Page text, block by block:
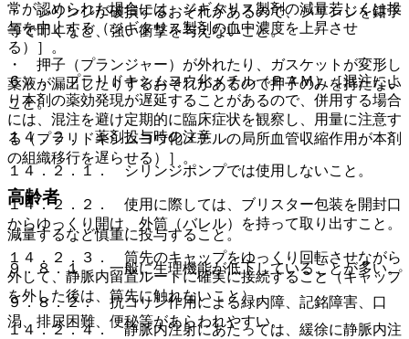
・ シリンジが破損するおそれがあるので、シリンジを鉗子
等で叩くなど、強い衝撃を与えないこと。
・ 押子（プランジャー）が外れたり、ガスケットが変形し
薬液が漏出したりするおそれがあるので押子のみを持たない
こと。
１４．２． 薬剤投与時の注意
１４．２．１． シリンジポンプでは使用しないこと。
１４．２．２． 使用に際しては、ブリスター包装を開封口
からゆっくり開け、外筒（バレル）を持って取り出すこと。
１４．２．３． 筒先のキャップをゆっくり回転させながら
外して、静脈内留置ルートに確実に接続すること（キャップ
を外した後は、筒先に触れないこと）。
１４．２．４． 静脈内注射にあたっては、緩徐に静脈内注
常が認められた場合には、ジギタリス製剤の減量若しくは投
与を中止する（ジギタリス製剤の血中濃度を上昇させ
る）］。
６）． プラリドキシムヨウ化メチル（ＰＡＭ）［混注によ
り本剤の薬効発現が遅延することがあるので、併用する場合
には、混注を避け定期的に臨床症状を観察し、用量に注意す
る（プラリドキシムヨウ化メチルの局所血管収縮作用が本剤
の組織移行を遅らせる）］。
高齢者
減量するなど慎重に投与すること。
９．８．１． 一般に生理機能が低下していることが多い。
９．８．２． 抗コリン作用による緑内障、記銘障害、口
渇、排尿困難、便秘等があらわれやすい。